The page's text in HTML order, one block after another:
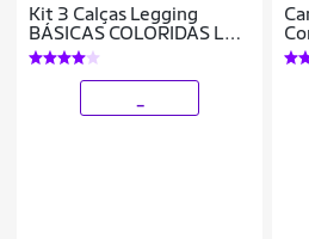
Kit 3 Calças Legging
BÁSICAS COLORIDAS Leg
Fitness Academia Corrida
Cintura Alta FEMININA